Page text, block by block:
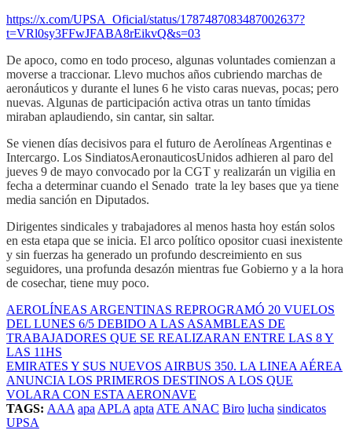
https://x.com/UPSA_Oficial/status/1787487083487002637?
t=VRl0sy3FFwJFABA8rEikvQ&s=03
De apoco, como en todo proceso, algunas voluntades comienzan a
moverse a traccionar. Llevo muchos años cubriendo marchas de
aeronáuticos y durante el lunes 6 he visto caras nuevas, pocas; pero
nuevas. Algunas de participación activa otras un tanto tímidas
miraban aplaudiendo, sin cantar, sin saltar.
Se vienen días decisivos para el futuro de Aerolíneas Argentinas e
Intercargo. Los SindiatosAeronauticosUnidos adhieren al paro del
jueves 9 de mayo convocado por la CGT y realizarán un vigilia en
fecha a determinar cuando el Senado trate la ley bases que ya tiene
media sanción en Diputados.
Dirigentes sindicales y trabajadores al menos hasta hoy están solos
en esta etapa que se inicia. El arco político opositor cuasi inexistente
y sin fuerzas ha generado un profundo descreimiento en sus
seguidores, una profunda desazón mientras fue Gobierno y a la hora
de cosechar, tiene muy poco.
AEROLÍNEAS ARGENTINAS REPROGRAMÓ 20 VUELOS
DEL LUNES 6/5 DEBIDO A LAS ASAMBLEAS DE
TRABAJADORES QUE SE REALIZARAN ENTRE LAS 8 Y
LAS 11HS
EMIRATES Y SUS NUEVOS AIRBUS 350. LA LINEA AÉREA
ANUNCIA LOS PRIMEROS DESTINOS A LOS QUE
VOLARA CON ESTA AERONAVE
TAGS: AAA apa APLA apta ATE ANAC Biro lucha sindicatos
UPSA